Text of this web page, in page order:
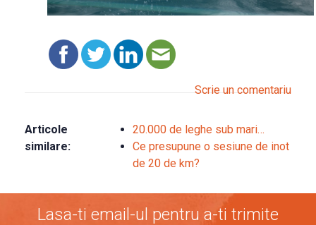
Scrie un comentariu
Articole
similare:
20.000 de leghe sub mari…
Ce presupune o sesiune de inot
de 20 de km?
Lasa-ti email-ul pentru a-ti trimite